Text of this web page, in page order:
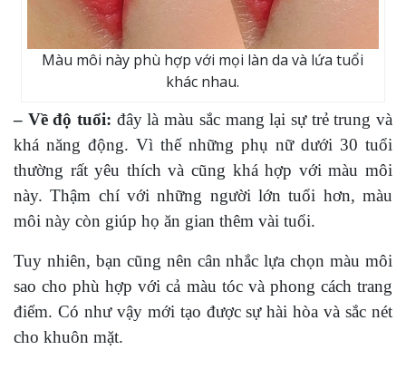
Màu môi này phù hợp với mọi làn da và lứa tuổi
khác nhau.
– Về độ tuổi: đây là màu sắc mang lại sự trẻ trung và
khá năng động. Vì thế những phụ nữ dưới 30 tuổi
thường rất yêu thích và cũng khá hợp với màu môi
này. Thậm chí với những người lớn tuổi hơn, màu
môi này còn giúp họ ăn gian thêm vài tuổi.
Tuy nhiên, bạn cũng nên cân nhắc lựa chọn màu môi
sao cho phù hợp với cả màu tóc và phong cách trang
điểm. Có như vậy mới tạo được sự hài hòa và sắc nét
cho khuôn mặt.